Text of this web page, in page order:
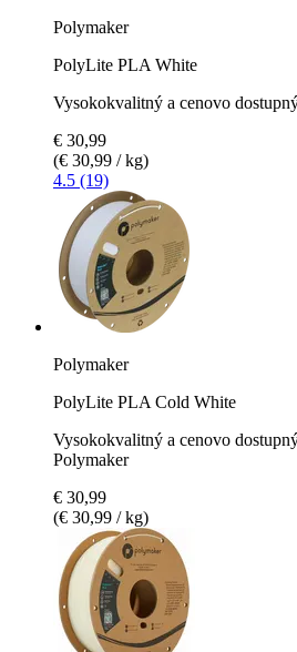
Polymaker
PolyLite PLA White
Vysokokvalitný a cenovo
€ 30,99
(€ 30,99 / kg)
4.5 (19)
Polymaker
PolyLite PLA Cold White
Vysokokvalitný a cenovo
Polymaker
€ 30,99
(€ 30,99 / kg)